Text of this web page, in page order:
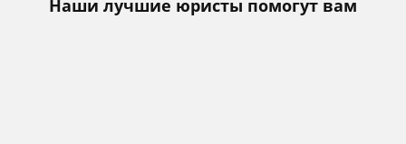
Наши лучшие юристы помогут вам